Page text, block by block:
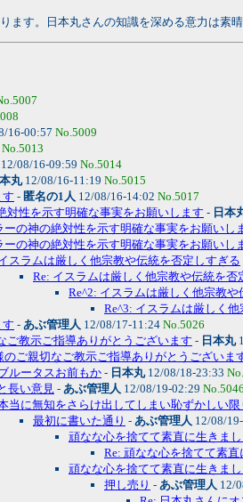
す。日本丸さんの知識を深める意力は素
16-00:57 No.5009
No.5013
12/08/16-09:59 No.5014
丸12/08/16-11:19 No.5015
- 匿名の1人 12/08/16-14:02 No.5017
対性を示す明確な事実をお願いします - 日本
ーの神の絶対性を示す明確な事実をお願いし
ーの神の絶対性を示す明確な事実をお願いし
スラムは厳しく他宗教や伝統を否定しすぎる
Re: イスラムは厳しく他宗教や伝統を否
Re^2: イスラムは厳しく他宗教
Re^3: イスラムは厳しく
- あぶ管理人 12/08/17-11:24 No.5026
ご教示ご指導ありがとうございます - 日本丸
のご親切なご教示ご指導ありがとうございま
ルータスお前もか- 日本丸12/08/18-23:33
長い意見 - あぶ管理人 12/08/19-02:29 No.5046
当に無知をさらけ出してしまい恥ずかしい限
最初に書いた通り - あぶ管理人 12/08/
頑なな心を捨てて素直に生きまし
Re: 頑なな心を捨てて素直
頑なな心を捨てて素直に生きまし
押し売り - あぶ管理人 12/